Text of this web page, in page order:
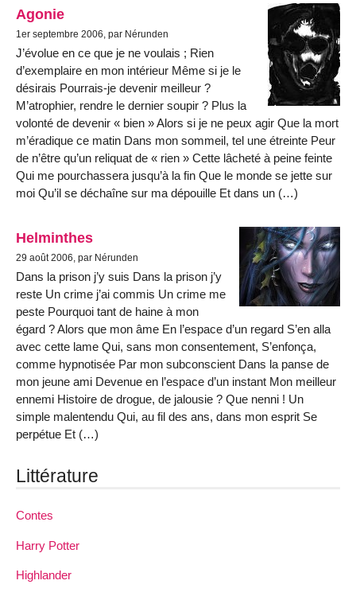
Agonie
1er septembre 2006, par Nérunden
J’évolue en ce que je ne voulais ; Rien
d’exemplaire en mon intérieur Même si je le
désirais Pourrais-je devenir meilleur ?
M’atrophier, rendre le dernier soupir ? Plus la
volonté de devenir « bien » Alors si je ne peux agir Que la mort
m’éradique ce matin Dans mon sommeil, tel une étreinte Peur
de n’être qu’un reliquat de « rien » Cette lâcheté à peine feinte
Qui me pourchassera jusqu’à la fin Que le monde se jette sur
moi Qu’il se déchaîne sur ma dépouille Et dans un (…)
Helminthes
29 août 2006, par Nérunden
Dans la prison j’y suis Dans la prison j’y
reste Un crime j’ai commis Un crime me
peste Pourquoi tant de haine à mon
égard ? Alors que mon âme En l’espace d’un regard S’en alla
avec cette lame Qui, sans mon consentement, S’enfonça,
comme hypnotisée Par mon subconscient Dans la panse de
mon jeune ami Devenue en l’espace d’un instant Mon meilleur
ennemi Histoire de drogue, de jalousie ? Que nenni ! Un
simple malentendu Qui, au fil des ans, dans mon esprit Se
perpétue Et (…)
Littérature
Contes
Harry Potter
Highlander